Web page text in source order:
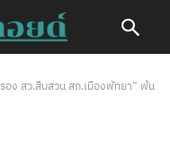
อง สว.สืบสวน สภ.เมืองพัทยา” พ้น